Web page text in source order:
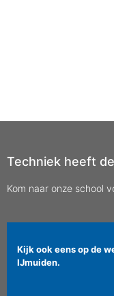
Techniek heeft
Kom naar onze school
Kijk ook eens op de
IJmuiden.